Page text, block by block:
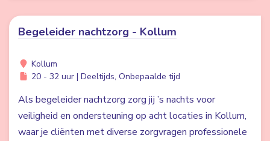
Begeleider nachtzorg - Kollum
Kollum
20 - 32 uur | Deeltijds, Onbepaalde tijd
Als begeleider nachtzorg zorg jij ’s nachts voor
veiligheid en ondersteuning op acht locaties in Kollum,
waar je cliënten met diverse zorgvragen professionele